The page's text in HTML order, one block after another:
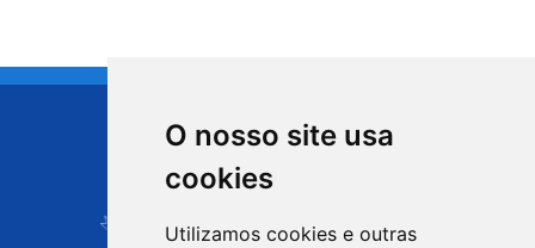
O nosso site usa
cookies
Utilizamos cookies e outras
CIDADE DE
Carapicuíba